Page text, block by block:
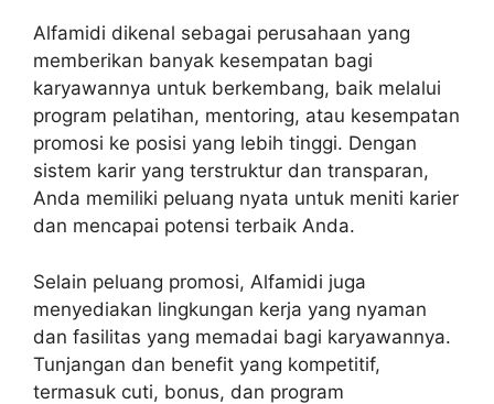
Alfamidi dikenal sebagai perusahaan yang
memberikan banyak kesempatan bagi
karyawannya untuk berkembang, baik melalui
program pelatihan, mentoring, atau kesempatan
promosi ke posisi yang lebih tinggi. Dengan
sistem karir yang terstruktur dan transparan,
Anda memiliki peluang nyata untuk meniti karier
dan mencapai potensi terbaik Anda.
Selain peluang promosi, Alfamidi juga
menyediakan lingkungan kerja yang nyaman
dan fasilitas yang memadai bagi karyawannya.
Tunjangan dan benefit yang kompetitif,
termasuk cuti, bonus, dan program